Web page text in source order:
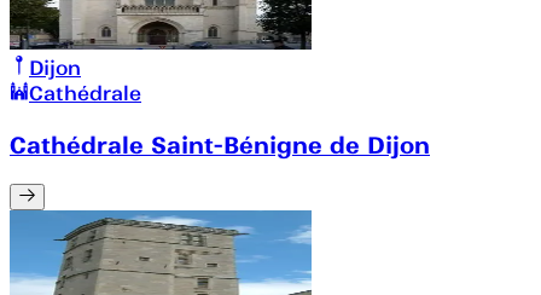
Dijon
Cathédrale
Cathédrale Saint-Bénigne de Dijon